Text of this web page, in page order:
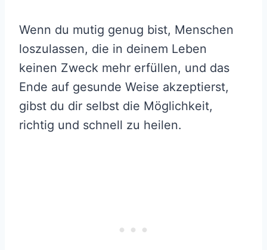
Wenn du mutig genug bist, Menschen
loszulassen, die in deinem Leben
keinen Zweck mehr erfüllen, und das
Ende auf gesunde Weise akzeptierst,
gibst du dir selbst die Möglichkeit,
richtig und schnell zu heilen.